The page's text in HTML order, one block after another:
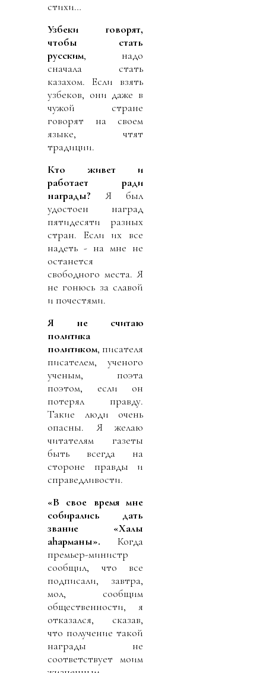
стихи…
Узбеки говорят,
чтобы стать
русским, надо
сначала стать
казахом. Если взять
узбеков, они даже в
чужой стране
говорят на своем
языке, чтят
традиции.
Кто живет и
работает ради
награды? Я был
удостоен наград
пятидесяти разных
стран. Если их все
надеть - на мне не
останется
свободного места. Я
не гонюсь за славой
и почестями.
Я не считаю
политика
политиком, писателя
писателем, ученого
ученым, поэта
поэтом, если он
потерял правду.
Такие люди очень
опасны. Я желаю
читателям газеты
быть всегда на
стороне правды и
справедливости.
«В свое время мне
собирались дать
звание «Халық
қаһарманы». Когда
премьер-министр
сообщил, что все
подписали, завтра,
мол, сообщим
общественности, я
отказался, сказав,
что получение такой
награды не
соответствует моим